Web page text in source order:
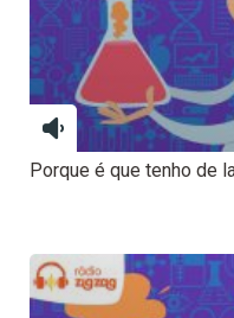
Porque é que tenho de